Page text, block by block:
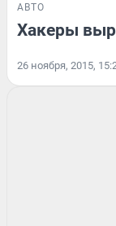
АВТО
Хакеры
26 ноября, 2015,